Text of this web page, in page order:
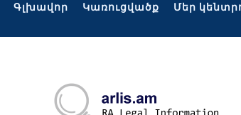
Գլխավոր Կառուցվածք Մեր